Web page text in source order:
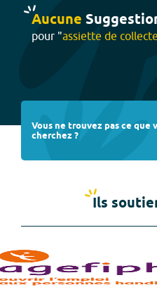
Aucune
pour "assiette de collecte
Vous ne trouvez pas ce que
cherchez ?
Ils